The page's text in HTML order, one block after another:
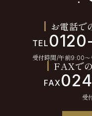
お電話で
TEL
受付時間/午前9:00〜
FAXで
FAX
受